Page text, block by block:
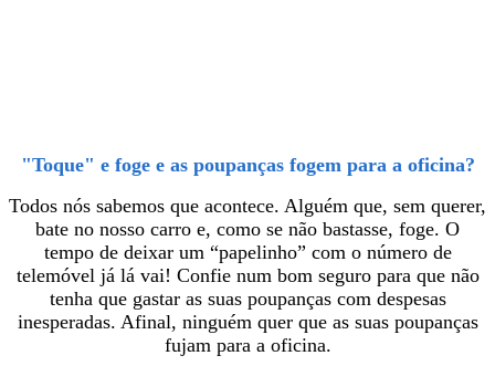
"Toque" e foge e as poupanças fogem para a oficina?
Todos nós sabemos que acontece. Alguém que, sem querer,
bate no nosso carro e, como se não bastasse, foge. O
tempo de deixar um “papelinho” com o número de
telemóvel já lá vai! Confie num bom seguro para que não
tenha que gastar as suas poupanças com despesas
inesperadas. Afinal, ninguém quer que as suas poupanças
fujam para a oficina.